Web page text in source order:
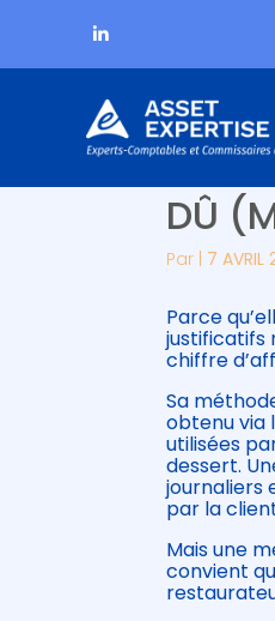
Aller
au
DÛ
Par 7 AVRIL
Parce
justificatifs
chiffre
Sa
obtenu via
utilisées
dessert.
journaliers
par la
Mais une
convient